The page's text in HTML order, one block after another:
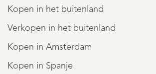
Kopen in het buitenland
Verkopen in het buitenland
Kopen in Amsterdam
Kopen in Spanje